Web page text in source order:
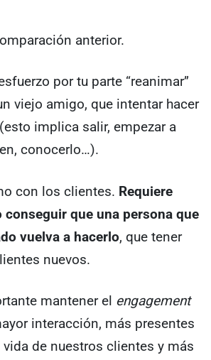
anterior.
por tu parte “reanimar”
viejo amigo, que intentar hacer
implica salir, empezar a
conocerlo…).
con los clientes. Requiere
conseguir que una persona que
vuelva a hacerlo, que tener
nuevos.
mantener el engagement
interacción, más presentes
de nuestros clientes y más